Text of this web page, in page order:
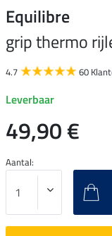
Equilibre
grip thermo
4.7 60
Leverbaar
49,90 €
Aantal: